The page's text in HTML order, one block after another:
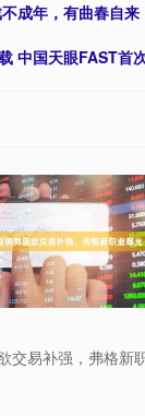
成年，有曲春自
中国天眼FAST首
交易补强，弗格新